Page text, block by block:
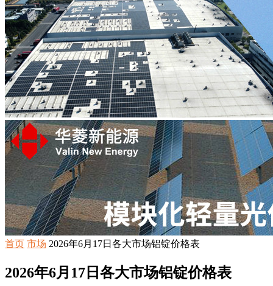
首页 市场 2026年6月17日各大市场铝锭价格表
2026年6月17日各大市场铝锭价格表